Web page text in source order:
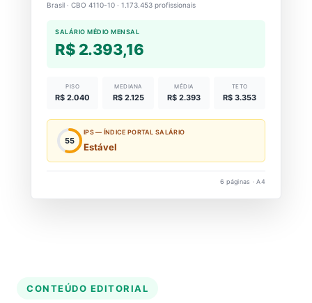
Brasil · CBO 4110-10 · 1.173.453 profissionais
SALÁRIO MÉDIO MENSAL
R$ 2.393,16
PISO
R$ 2.040
MEDIANA
R$ 2.125
MÉDIA
R$ 2.393
TETO
R$ 3.353
55
IPS — ÍNDICE PORTAL SALÁRIO
Estável
6 páginas · A4
CONTEÚDO EDITORIAL